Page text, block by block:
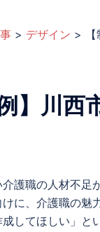
> デザイン >
】川
護職の人材不足
けに、介護職の魅
してほしい」と